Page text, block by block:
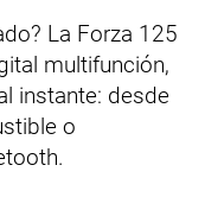
La Forza 125
multifunción,
instante: desde
o